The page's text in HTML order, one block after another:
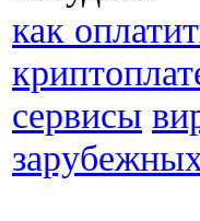
как
сервисы